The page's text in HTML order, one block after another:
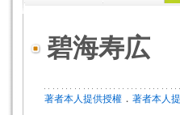
碧海寿広
著者本人提供授權 ． 著者本人